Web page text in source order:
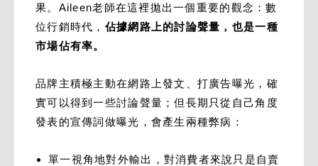
果。Aileen老師在這裡拋出一個重要的觀念：數
位行銷時代， 佔據網路上的討論聲量，也是一種
市場佔有率。
品牌主積極主動在網路上發文、打廣告曝光，確
實可以得到一些討論聲量；但長期只從自己角度
發表的宣傳詞做曝光，會產生兩種弊病：
單一視角地對外輸出，對消費者來說只是自賣